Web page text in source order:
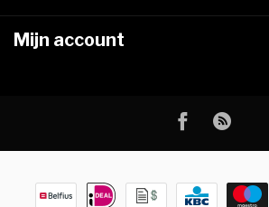
Mijn account